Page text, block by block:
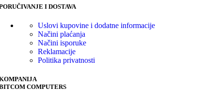
I DOSTAVA
Uslovi kupovine i dodatne informacije
Načini plaćanja
Načini isporuke
Reklamacije
Politika privatnosti
COMPUTERS